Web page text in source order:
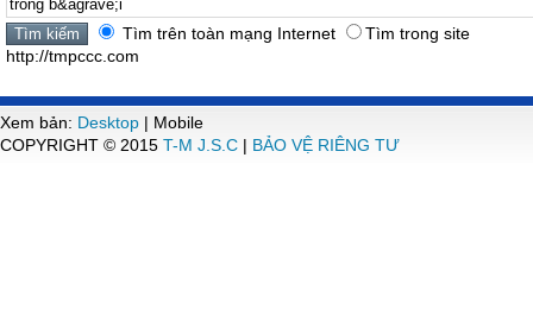
Tìm trên toàn mạng Internet
Tìm trong site
http://tmpccc.com
Xem bản: Desktop | Mobile
COPYRIGHT © 2015 T-M J.S.C | BẢO VỆ RIÊNG TƯ